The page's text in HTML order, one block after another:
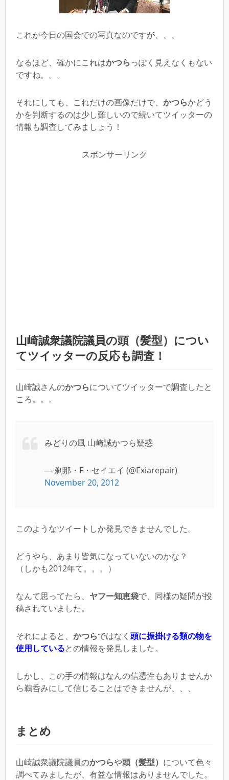
これが今日の国会での写真なのですが、、、
なるほど、確かにこれはかつらっぽく見えなくもない
ですね。。。
それにしても、これだけの画像だけで、 かつらかどう
かを判断するのは少し難しいので続いてツイッターの
情報も調査してみましょう！
スポンサーリンク
山崎誠衆議院議員の頭（髪型）につい
てツイッターの反応も調査！
山崎誠さんのかつらについてツイッターで調査したと
ころ。。。
みどりの風 山崎誠かつら疑惑
— 刹那・F・セイエイ (@Exiarepair)
November 20, 2012
このようなツイートしか発見できませんでした。
どうやら、あまり皆気になっていないのかな？
（しかも2012年て。。。）
なんて思ってたら、 ヤフー知恵袋で、同様の疑問が投
稿されていました。
それによると、 かつらではなく 頭に振掛ける類の物を
使用しているとの情報を発見しました。
しかし、この手の情報はなんの信憑性もありませんか
ら鵜呑みにして信じることはできませんが、、、
まとめ
山崎誠衆議院議員のかつらや頭（髪型） について色々
調べてみましたが、有益な情報はありませんでした。